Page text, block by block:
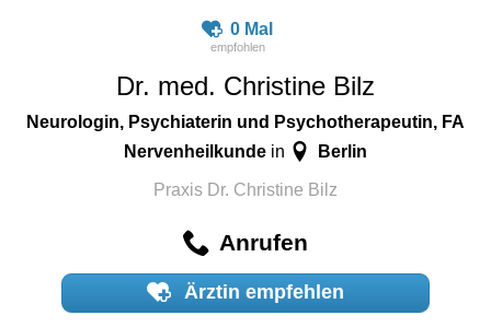
0 Mal
Dr. med. Christine Bilz
Neurologin, Psychiaterin und Psychotherapeutin, FA
Nervenheilkunde in Berlin
Praxis Dr. Christine Bilz
Anrufen
Ärztin empfehlen